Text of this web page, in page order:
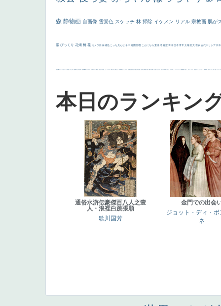
森 静物画 自画像 雪景色 スケッチ 林 掃除 イケメン リアル 宗教画 肌が
厳 びっくり 花畑 橋 花 カメラ目線 補色 こっち見んな キス 庭園 部屋 こんにちわ 素描 塔 青空 工場 巨木 青年 太陽 壮大 着衣 古代ギリシア 日
画質 last ヴィーナス 剣 白人少女 食事中 山本芳翠 麦 alciato ハーレム 女神 ローマ教皇 奥行き 火起こし シスター 東方の三博士 114514 かっこいい 受胎告知 天から覗き込む顔 設計図 挿絵 群衆 親子 裸婦 可愛い ピサロ ＃名画で学ぶ「たるみ」 ニーソックス 躍動感 黄色 こわい コート 畦道 レンブラント・ sekkusu 暖かい バブみ 靴下 ショッ
本日のランキン
通俗水滸伝豪傑百八人之壹
人・浪裡白跳張順
歌川国芳
金門での出会
ジョット・ディ・ボ
ネ